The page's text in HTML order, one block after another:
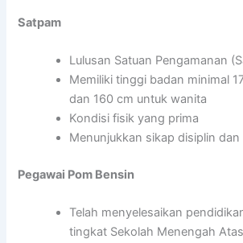
Satpam
Lulusan Satuan Pengamanan
Memiliki tinggi badan minimal
dan 160 cm untuk wanita
Kondisi fisik yang prima
Menunjukkan sikap disiplin
Pegawai Pom Bensin
Telah menyelesaikan
tingkat Sekolah Menengah